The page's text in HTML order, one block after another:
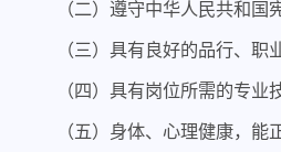
（二）遵守中华人民共和国
（三）具有良好的品行、职
（四）具有岗位所需的专业
（五）身体、心理健康，能